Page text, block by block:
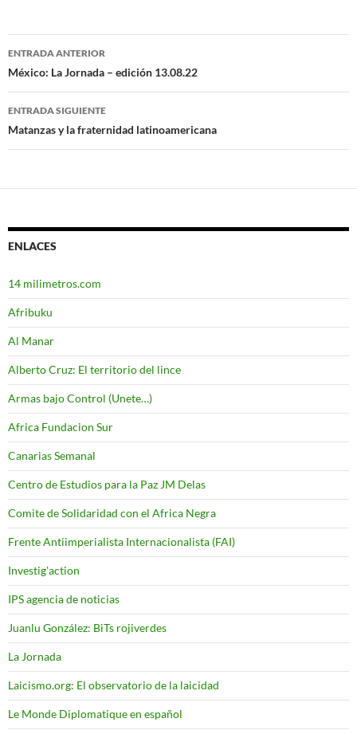
Navegación
de
entradas
ENTRADA ANTERIOR
México: La Jornada – edición 13.08.22
ENTRADA SIGUIENTE
Matanzas y la fraternidad latinoamericana
ENLACES
14 milimetros.com
Afribuku
Al Manar
Alberto Cruz: El territorio del lince
Armas bajo Control (Unete…)
Africa Fundacion Sur
Canarias Semanal
Centro de Estudios para la Paz JM Delas
Comite de Solidaridad con el Africa Negra
Frente Antiimperialista Internacionalista (FAI)
Investig'action
IPS agencia de noticias
Juanlu González: BiTs rojiverdes
La Jornada
Laicismo.org: El observatorio de la laicidad
Le Monde Diplomatique en español